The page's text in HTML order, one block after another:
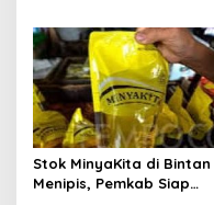
H, Ajak Masyarakat
Hidupkan Syiar Islam
Stok MinyaKita di Bintan
Menipis, Pemkab Siap